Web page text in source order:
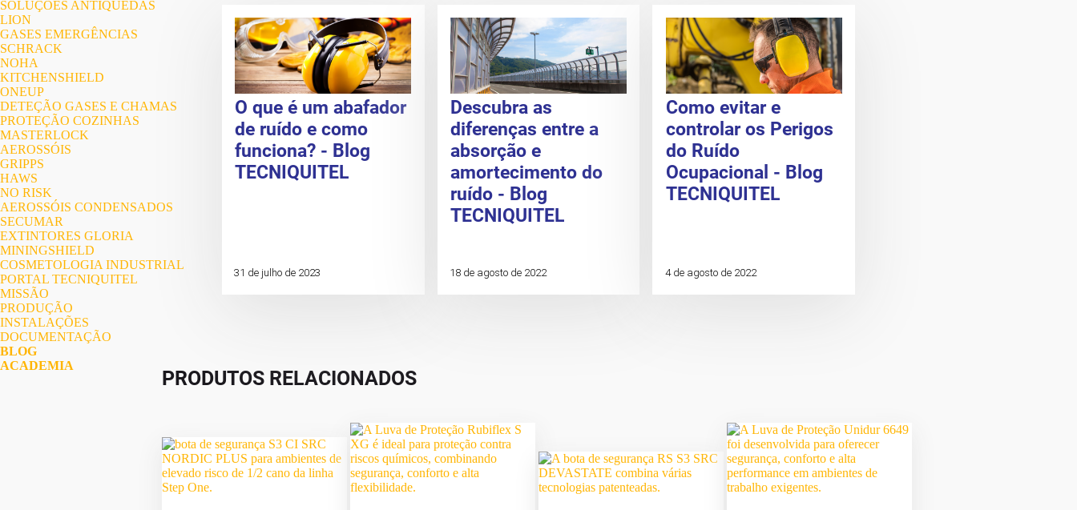
SOLUÇÕES ANTIQUEDAS
LION
GASES EMERGÊNCIAS
SCHRACK
NOHA
KITCHENSHIELD
ONEUP
DETEÇÃO GASES E CHAMAS
PROTEÇÃO COZINHAS
MASTERLOCK
AEROSSÓIS
GRIPPS
HAWS
NO RISK
AEROSSÓIS CONDENSADOS
SECUMAR
EXTINTORES GLORIA
MININGSHIELD
COSMETOLOGIA INDUSTRIAL
PORTAL TECNIQUITEL
MISSÃO
PRODUÇÃO
INSTALAÇÕES
DOCUMENTAÇÃO
BLOG
ACADEMIA
O que é um abafador
de ruído e como
funciona? - Blog
TECNIQUITEL
31 de julho de 2023
Descubra as
diferenças entre a
absorção e
amortecimento do
ruído - Blog
TECNIQUITEL
18 de agosto de 2022
Como evitar e
controlar os Perigos
do Ruído
Ocupacional - Blog
TECNIQUITEL
4 de agosto de 2022
PRODUTOS RELACIONADOS